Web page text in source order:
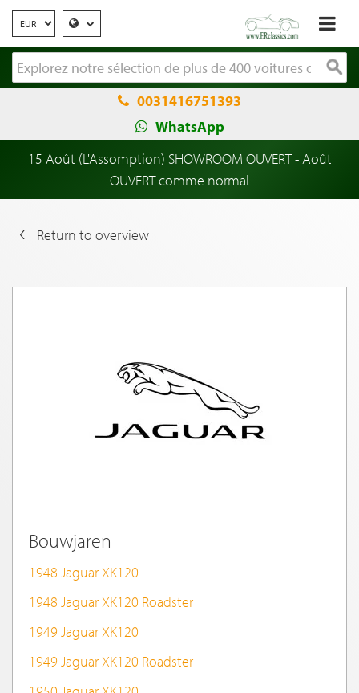
0031416751393
WhatsApp
15 Août (L'Assomption) SHOWROOM OUVERT - Août
OUVERT comme normal
Return to overview
Bouwjaren
1948 Jaguar XK120
1948 Jaguar XK120 Roadster
1949 Jaguar XK120
1949 Jaguar XK120 Roadster